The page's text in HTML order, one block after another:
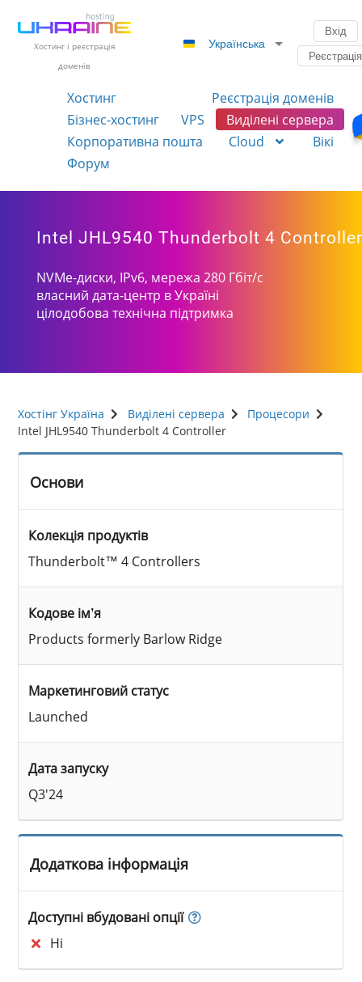
Хостинг і реєстрація
доменів
Українська
Вхід
Реєстрація
Хостинг
Реєстрація доменів
Бізнес-хостинг
VPS
Виділені сервера
Корпоративна пошта
Cloud
Вікі
Форум
Intel JHL9540 Thunderbolt 4 Controller
NVMe-диски, IPv6, мережа 280 Гбіт/с
власний дата-центр в Україні
цілодобова технічна підтримка
Хостінг Україна Виділені сервера
Процесори
Intel JHL9540 Thunderbolt 4 Controller
Основи
Колекція продуктів
Thunderbolt™ 4 Controllers
Кодове ім’я
Products formerly Barlow Ridge
Маркетинговий статус
Launched
Дата запуску
Q3'24
Додаткова інформація
Доступні вбудовані опції
Ні